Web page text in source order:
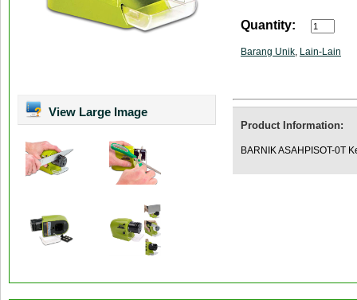
View Large Image
Quantity:
Barang Unik, Lain-Lain
Product Information:
BARNIK ASAHPISOT-0T